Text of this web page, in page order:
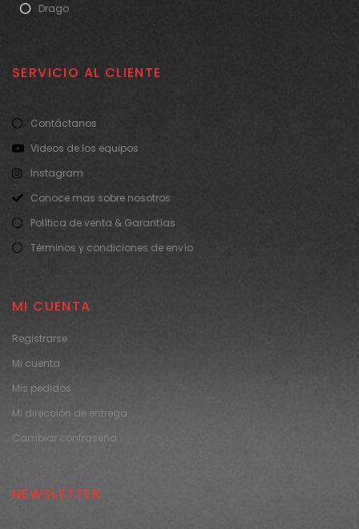
Drago
SERVICIO AL CLIENTE
Contáctanos
Videos de los equipos
Instagram
Conoce mas sobre nosotros
Política de venta & Garantías
Términos y condiciones de envío
MI CUENTA
Registrarse
Mi cuenta
Mis pedidos
Mi dirección de entrega
Cambiar contraseña
NEWSLETTER